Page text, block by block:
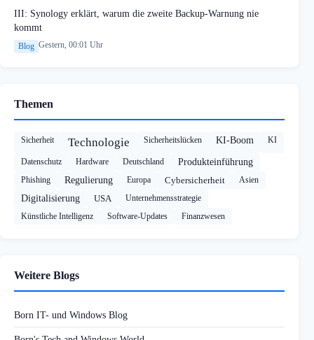
III: Synology erklärt, warum die zweite Backup-Warnung nie
kommt
Blog Gestern, 00:01 Uhr
Themen
Sicherheit Technologie Sicherheitslücken KI-Boom KI
Datenschutz Hardware Deutschland Produkteinführung
Phishing Regulierung Europa Cybersicherheit Asien
Digitalisierung USA
Unternehmensstrategie
Künstliche Intelligenz
Software-Updates Finanzwesen
Weitere Blogs
Born IT- und Windows Blog